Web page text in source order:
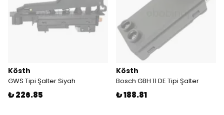
Kösth
GWS Tipi Şalter Siyah
₺ 226.85
Kösth
Bosch GBH 11 DE Tipi Şalter
₺ 188.81